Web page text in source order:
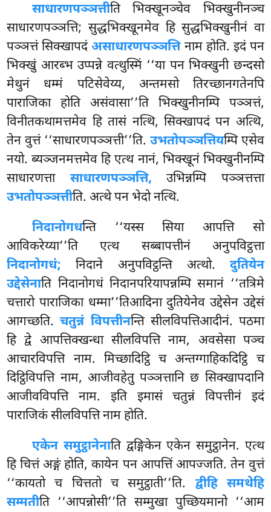
साधारणपञ्ञत्तीतिभिक्खूनञ्चेव भिक्खुनीनञ्च
साधारणपञ्ञत्ति; सुद्धभिक्खूनमेव हि सुद्धभिक्खुनीनं वा
पञ्ञत्तं सिक्खापदंअसाधारणपञ्ञत्तिनाम होति. इदं पन
भिक्खुं आरब्भ उप्पन्ने वत्थुस्मिं ‘‘या पन भिक्खुनी छन्दसो
मेथुनं धम्मं पटिसेवेय्य, अन्तमसो तिरच्छानगतेनपि
पाराजिका होति असंवासा’’ति भिक्खुनीनम्पि पञ्ञत्तं,
विनीतकथामत्तमेव हि तासं नत्थि, सिक्खापदं पन अत्थि,
तेन वुत्तं ‘‘साधारणपञ्ञत्ती’’ति. उभतोपञ्ञत्तियम्पि एसेव
नयो. ब्यञ्जनमत्तमेव हि एत्थ नानं, भिक्खूनं भिक्खुनीनम्पि
साधारणत्ता साधारणपञ्ञत्ति, उभिन्नम्पि पञ्ञत्तत्ता
उभतोपञ्ञत्तीति. अत्थे पन भेदो नत्थि.
निदानोगधन्ति ‘‘यस्स सिया आपत्ति सो
आविकरेय्या’’ति एत्थ सब्बापत्तीनं अनुपविट्ठत्ता
निदानोगधं; निदाने अनुपविट्ठन्ति अत्थो. दुतियेन
उद्देसेनाति निदानोगधं निदानपरियापन्नम्पि समानं ‘‘तत्रिमे
चत्तारो पाराजिका धम्मा’’तिआदिना दुतियेनेव उद्देसेन उद्देसं
आगच्छति.चतुन्नं विपत्तीनन्ति सीलविपत्तिआदीनं. पठमा
हि द्वे आपत्तिक्खन्धा सीलविपत्ति नाम, अवसेसा पञ्च
आचारविपत्ति नाम. मिच्छादिट्ठि च अन्तग्गाहिकदिट्ठि च
दिट्ठिविपत्ति नाम, आजीवहेतु पञ्ञत्तानि छ सिक्खापदानि
आजीवविपत्ति नाम. इति इमासं चतुन्नं विपत्तीनं इदं
पाराजिकं सीलविपत्ति नाम होति.
एकेन समुट्ठानेनाति द्वङ्गिकेन एकेन समुट्ठानेन. एत्थ
हि चित्तं अङ्गं होति, कायेन पन आपत्तिं आपज्जति. तेन वुत्तं
‘‘कायतो च चित्ततो च समुट्ठाती’’ति. द्वीहि समथेहि
सम्मतीति ‘‘आपन्नोसी’’ति सम्मुखा पुच्छियमानो ‘‘आम